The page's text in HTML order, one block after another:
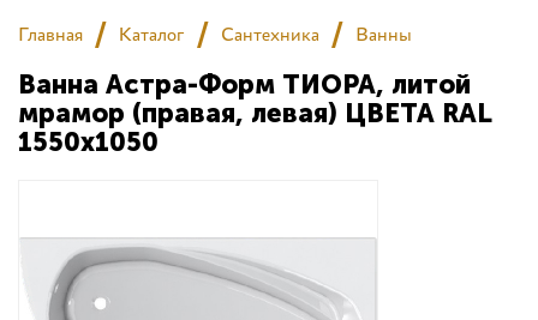
Салон
Сертификаты
Дизайнерам
Контакты
Главная Каталог Сантехника Ванны
Ванна Астра-Форм ТИОРА, литой
мрамор (правая, левая) ЦВЕТА RAL
1550x1050